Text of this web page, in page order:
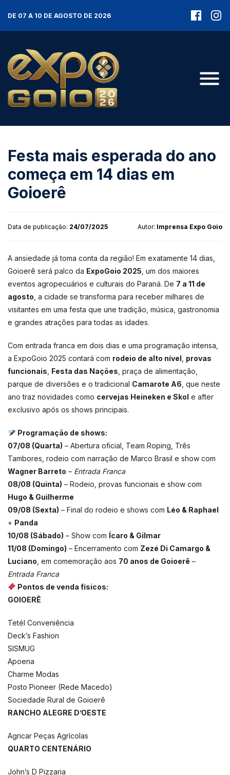
DE 07 A 10 DE AGOSTO DE 2026
Festa mais esperada do ano
começa em 14 dias em
Goioerê
Data de publicação: 24/07/2025 Autor: Imprensa Expo Goio
A ansiedade já toma conta da região! Em exatamente 14 dias,
Goioerê será palco da ExpoGoio 2025 , um dos maiores
eventos agropecuários e culturais do Paraná. De 7 a 11 de
agosto , a cidade se transforma para receber milhares de
visitantes em uma festa que une tradição, música, gastronomia
e grandes atrações para todas as idades.
Com entrada franca em dois dias e uma programação intensa,
a ExpoGoio 2025 contará com rodeio de alto nível provas
funcionais Festa das Nações , praça de alimentação,
parque de diversões e o tradicional Camarote A6 , que neste
ano traz novidades como cervejas Heineken e Skol e after
exclusivo após os shows principais.
Programação de shows:
07/08 (Quarta) – Abertura oficial, Team Roping, Três
Tambores, rodeio com narração de Marco Brasil e show com
Wagner Barreto – Entrada Franca
08/08 (Quinta) – Rodeio, provas funcionais e show com
Hugo & Guilherme
09/08 (Sexta) – Final do rodeio e shows com Léo & Raphael
+ Panda
10/08 (Sábado) – Show com Ícaro & Gilmar
11/08 (Domingo) – Encerramento com Zezé Di Camargo &
Luciano , em comemoração aos 70 anos de Goioerê –
Entrada Franca
Pontos de venda físicos:
GOIOERÊ
Tetél Conveniência
Deck’s Fashion
SISMUG
Apoena
Charme Modas
Posto Pioneer (Rede Macedo)
Sociedade Rural de Goioerê
RANCHO ALEGRE D’OESTE
Agricar Peças Agrícolas
QUARTO CENTENÁRIO
John’s D Pizzaria